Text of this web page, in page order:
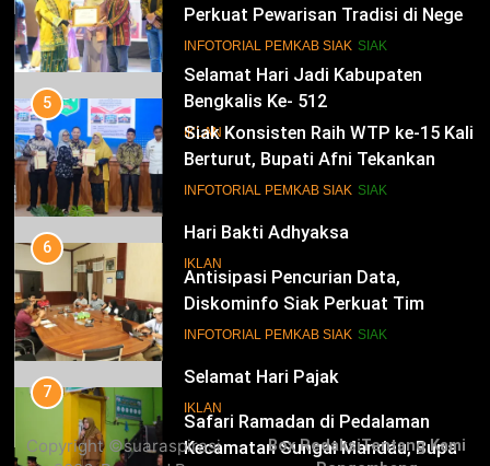
14
Selamat Hari Jadi Kabupaten
Bengkalis Ke- 512
IKLAN
15
Hari Bakti Adhyaksa
IKLAN
16
Selamat Hari Pajak
IKLAN
Perkuat Pewarisan Tradisi di Negeri
Istana
INFOTORIAL PEMKAB SIAK SIAK
5
Siak Konsisten Raih WTP ke-15 Kali
Berturut, Bupati Afni Tekankan
Penguatan Tata Kelola Keuangan
INFOTORIAL PEMKAB SIAK SIAK
6
Antisipasi Pencurian Data,
Diskominfo Siak Perkuat Tim
Tanggap Insiden Siber Mendukung
INFOTORIAL PEMKAB SIAK SIAK
7
Safari Ramadan di Pedalaman
Kecamatan Sungai Mandau, Bupati
Copyright ©suaraspirasi
Box RedaksiTentang Kami